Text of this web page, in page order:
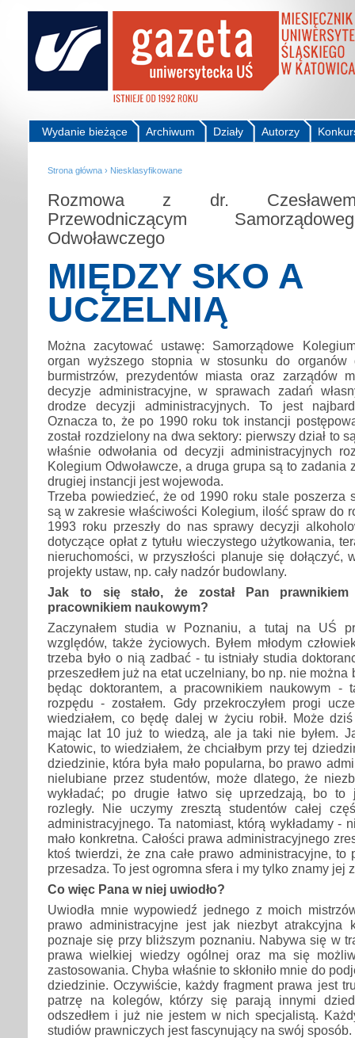
Autorzy
Działy
Archiwum
Wydanie bieżące
Strona główna › Niesklasyfikowane
Rozmowa z dr.
Przewodniczącym
Odwoławczego
MIĘDZY SKO A
UCZELNIĄ
Można zacytować ustawę: Samorządowe
organ wyższego stopnia w stosunku do
burmistrzów, prezydentów miasta oraz zarządów
decyzje administracyjne, w sprawach zadań
drodze decyzji administracyjnych. To jest
Oznacza to, że po 1990 roku tok instancji
został rozdzielony na dwa sektory: pierwszy dział to
właśnie odwołania od decyzji administracyjnych
Kolegium Odwoławcze, a druga grupa są to zadania
drugiej instancji jest wojewoda.
Trzeba powiedzieć, że od 1990 roku stale poszerza
są w zakresie właściwości Kolegium, ilość spraw do
1993 roku przeszły do nas sprawy decyzji
dotyczące opłat z tytułu wieczystego użytkowania,
nieruchomości, w przyszłości planuje się dołączyć,
projekty ustaw, np. cały nadzór budowlany.
Jak to się stało, że został Pan prawnikiem
pracownikiem naukowym?
Zaczynałem studia w Poznaniu, a tutaj na UŚ
względów, także życiowych. Byłem młodym
trzeba było o nią zadbać - tu istniały studia
przeszedłem już na etat uczelniany, bo np. nie można
będąc doktorantem, a pracownikiem naukowym -
rozpędu - zostałem. Gdy przekroczyłem progi
wiedziałem, co będę dalej w życiu robił. Może
mając lat 10 już to wiedzą, ale ja taki nie byłem.
Katowic, to wiedziałem, że chciałbym przy tej
dziedzinie, która była mało popularna, bo prawo
nielubiane przez studentów, może dlatego, że
wykładać; po drugie łatwo się uprzedzają, bo to
rozległy. Nie uczymy zresztą studentów całej
administracyjnego. Ta natomiast, którą wykładamy -
mało konkretna. Całości prawa administracyjnego
ktoś twierdzi, że zna całe prawo administracyjne, to
przesadza. To jest ogromna sfera i my tylko znamy jej
Co więc Pana w niej uwiodło?
Uwiodła mnie wypowiedź jednego z moich
prawo administracyjne jest jak niezbyt atrakcyjna
poznaje się przy bliższym poznaniu. Nabywa się w
prawa wielkiej wiedzy ogólnej oraz ma się
zastosowania. Chyba właśnie to skłoniło mnie do
dziedzinie. Oczywiście, każdy fragment prawa jest
patrzę na kolegów, którzy się parają innymi
odszedłem i już nie jestem w nich specjalistą.
studiów prawniczych jest fascynujący na swój sposób.